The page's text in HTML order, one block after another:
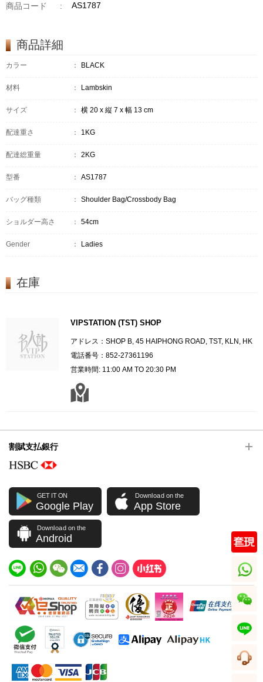
商品コード : AS1787
商品詳細
カラー ： BLACK
材料 ： Lambskin
サイズ ： 横 20 x 縦 7 x 幅 13 cm
配達重さ ： 1KG
配達総重量 ： 2KG
型番 ： AS1787
バッグ種類 ： Shoulder Bag/Crossbody Bag
ショルダー高さ ： 54cm
Gender ： Ladies
在庫
VIPSTATION (TST) SHOP
アドレス：SHOP B, 45 HAIPHONG ROAD, TST, KLN, HK
電話番号：852-27361196
営業時間: 11:00 AM TO 20:30 PM
割賦支払銀行
GET IT ON
Google Play
Download on the
App Store
Download on the
Android
whatsapp